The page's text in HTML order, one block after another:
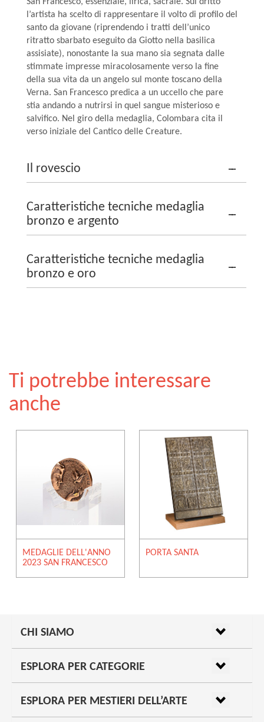
l’artista ha scelto di rappresentare il volto di profilo del
santo da giovane (riprendendo i tratti dell’unico
ritratto sbarbato eseguito da Giotto nella basilica
assisiate), nonostante la sua mano sia segnata dalle
stimmate impresse miracolosamente verso la fine
della sua vita da un angelo sul monte toscano della
Verna. San Francesco predica a un uccello che pare
stia andando a nutrirsi in quel sangue misterioso e
salvifico. Nel giro della medaglia, Colombara cita il
verso iniziale del Cantico delle Creature.
Il rovescio
Caratteristiche tecniche medaglia
bronzo e argento
Caratteristiche tecniche medaglia
bronzo e oro
Ti potrebbe interessare
anche
MEDAGLIE DELL'ANNO
2023 SAN FRANCESCO
PORTA SANTA
CHI SIAMO
ESPLORA PER CATEGORIE
ESPLORA PER MESTIERI DELL’ARTE